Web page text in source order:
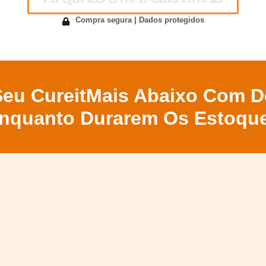
Compra segura | Dados protegidos
CureitMais Abaixo Com
Durarem Os